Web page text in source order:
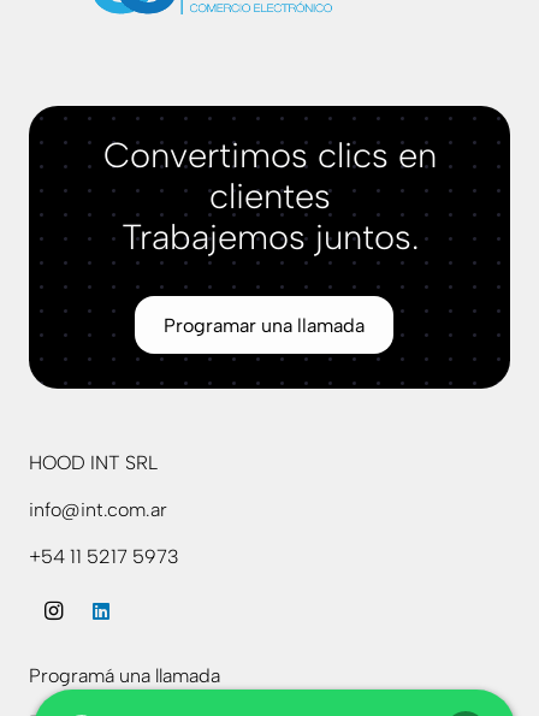
Convertimos clics en
clientes
Trabajemos juntos.
Programar una llamada
HOOD INT SRL
info@int.com.ar
+54 11 5217 5973
Programá una llamada